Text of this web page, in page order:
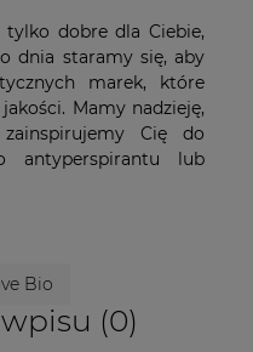
dobre dla Ciebie,
dnia staramy się, aby
marek, które
Mamy nadzieję,
Cię do
antyperspirantu lub
Bio
(0)